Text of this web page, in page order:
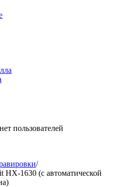
пользователей
/
HX-1630 (с автоматической